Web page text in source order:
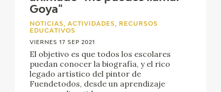
EXPOSICIONES
ACTIVIDADES
ACTUALIDAD
Goya"
NOTICIAS, ACTIVIDADES, RECURSOS
EDUCATIVOS
VIERNES 17 SEP 2021
El objetivo es que todos los escolares
puedan conocer la biografía, y el rico
legado artístico del pintor de
Fuendetodos, desde un aprendizaje